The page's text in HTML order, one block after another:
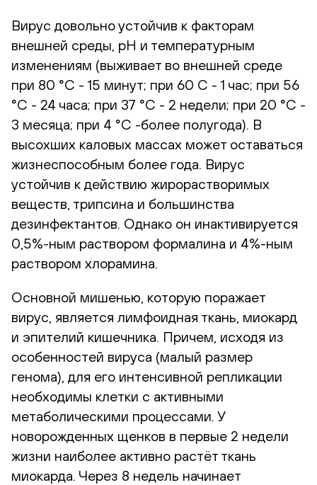
Вирус довольно устойчив к факторам
внешней среды, рН и температурным
изменениям (выживает во внешней среде
при 80 °С - 15 минут; при 60 С - 1 час; при 56
°С - 24 часа; при 37 °С - 2 недели; при 20 °С -
3 месяца; при 4 °С -более полугода). В
высохших каловых массах может оставаться
жизнеспособным более года. Вирус
устойчив к действию жирорастворимых
веществ, трипсина и большинства
дезинфектантов. Однако он инактивируется
0,5%-ным раствором формалина и 4%-ным
раствором хлорамина.
Основной мишенью, которую поражает
вирус, является лимфоидная ткань, миокард
и эпителий кишечника. Причем, исходя из
особенностей вируса (малый размер
генома), для его интенсивной репликации
необходимы клетки с активными
метаболическими процессами. У
новорожденных щенков в первые 2 недели
жизни наиболее активно растёт ткань
миокарда. Через 8 недель начинает